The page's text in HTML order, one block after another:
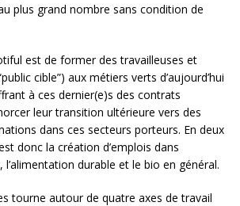
plus grand nombre sans condition de
est de former des travailleuses et
cible”) aux métiers verts d’aujourd’hui
à ces dernier(e)s des contrats
leur transition ultérieure vers des
dans ces secteurs porteurs. En deux
donc la création d’emplois dans
l’alimentation durable et le bio en général.
tourne autour de quatre axes de travail